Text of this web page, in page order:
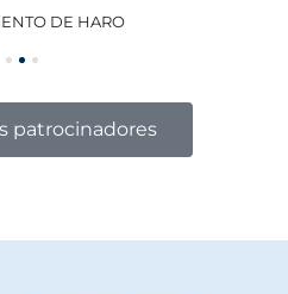
DE HARO
patrocinadores